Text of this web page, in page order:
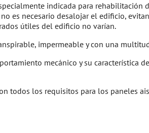
indicada para
es necesario desalojar el edificio,
útiles del edificio no varían.
impermeable y con una
mecánico y su
todos los requisitos para los paneles